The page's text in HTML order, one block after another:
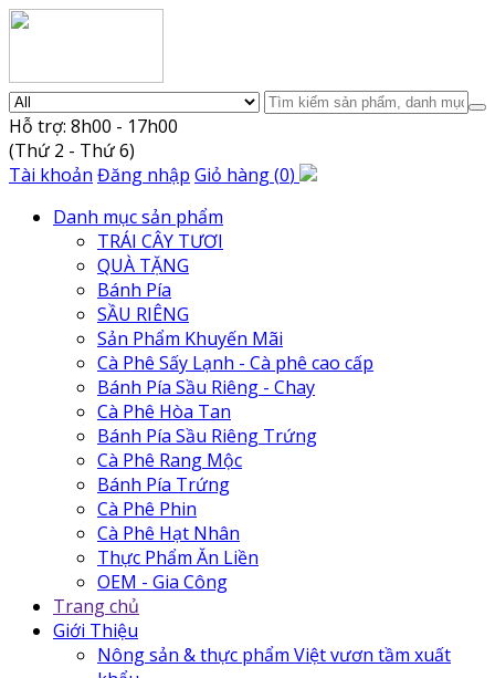
Hỗ trợ: 8h00 - 17h00
(Thứ 2 - Thứ 6)
Tài khoản Đăng nhập Giỏ hàng(0)
Danh mục sản phẩm
TRÁI CÂY TƯƠI
QUÀ TẶNG
Bánh Pía
SẦU RIÊNG
Sản Phẩm Khuyến Mãi
Cà Phê Sấy Lạnh - Cà phê cao cấp
Bánh Pía Sầu Riêng - Chay
Cà Phê Hòa Tan
Bánh Pía Sầu Riêng Trứng
Cà Phê Rang Mộc
Bánh Pía Trứng
Cà Phê Phin
Cà Phê Hạt Nhân
Thực Phẩm Ăn Liền
OEM - Gia Công
Trang chủ
Giới Thiệu
Nông sản & thực phẩm Việt vươn tầm xuất